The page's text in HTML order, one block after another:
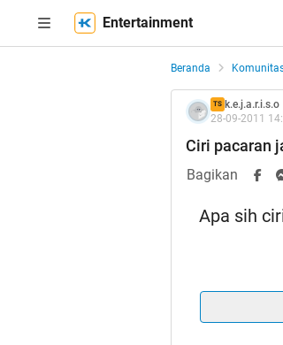
Entertainment
Beranda
TS k.e.j.a.r.i.s.o
28-09-2011
Ciri pacaran
Bagikan
Apa sih
Spoilerfor